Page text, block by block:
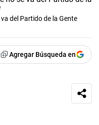
del Partido de la Gente
Agregar Búsqueda en